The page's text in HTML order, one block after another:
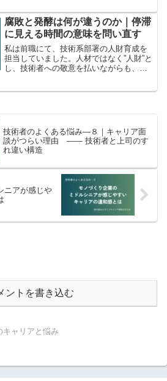
す。
腐敗と発酵は何が違うのか｜停滞
に見える時間の意味を問い直す
私は前職にて、技術系部署の人財育成を
担当していました。人材ではなく”人財”と
し、技術者への敬意を払いながらも、技
になっていました。
技術者のよくある悩み―８｜キャリア面
談がつらい理由 ―― 技術者と上司のす
れ違い構造
ニアが感じや
ントを書き込む
キャリアと悩み